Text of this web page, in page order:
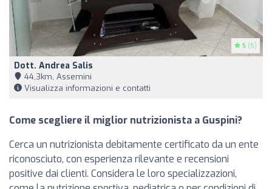
5 (5)
Dott. Andrea Salis
44,3km, Assemini
Visualizza informazioni e contatti
Come scegliere il miglior nutrizionista a Guspini?
Cerca un nutrizionista debitamente certificato da un ente
riconosciuto, con esperienza rilevante e recensioni
positive dai clienti. Considera le loro specializzazioni,